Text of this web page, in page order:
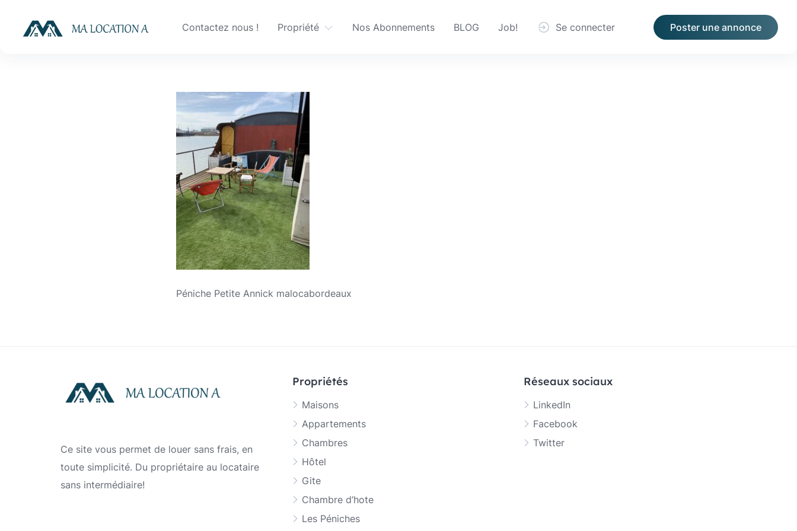
content
Contactez nous ! Propriété Nos Abonnements BLOG Job! Se connecter Poster une annonce
Péniche Petite Annick malocabordeaux
Ce site vous permet de louer sans frais, en
toute simplicité. Du propriétaire au locataire
sans intermédiaire!
Propriétés
Maisons
Appartements
Chambres
Hôtel
Gite
Chambre d’hote
Les Péniches
Réseaux sociaux
LinkedIn
Facebook
Twitter